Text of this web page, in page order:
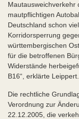
Mautausweichverkehr
mautpflichtigen
Deutschland schon
Korridorsperrung
württembergischen
für die betroffenen
Widerstände
B16“, erklärte Leippert.
Die rechtliche
Verordnung zur
22.12.2005, die